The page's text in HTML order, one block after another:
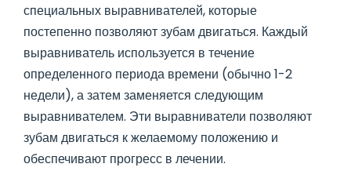
специальных выравнивателей, которые
постепенно позволяют зубам двигаться. Каждый
выравниватель используется в течение
определенного периода времени (обычно 1-2
недели), а затем заменяется следующим
выравнивателем. Эти выравниватели позволяют
зубам двигаться к желаемому положению и
обеспечивают прогресс в лечении.